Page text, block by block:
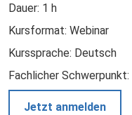
Dauer: 1 h
Kursformat: Webinar
Kurssprache: Deutsch
Fachlicher
Jetzt anmelden